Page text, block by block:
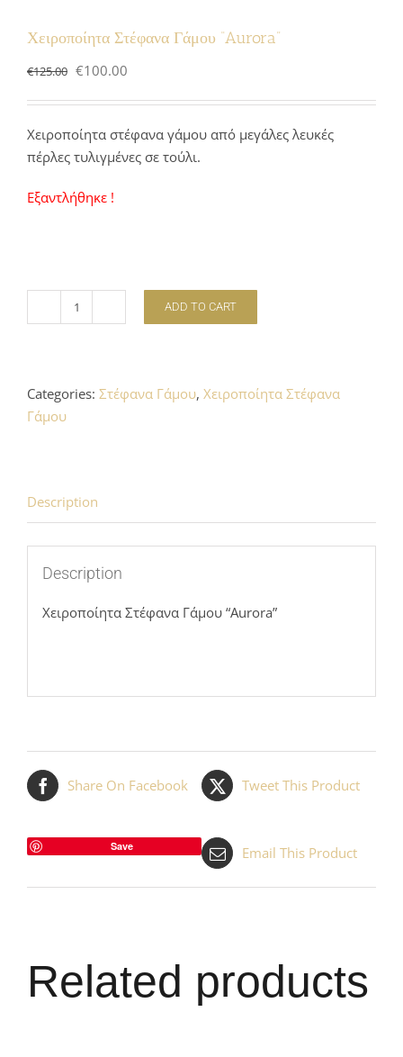
Χειροποίητα Στέφανα Γάμου “Aurora”
€125.00 Original
€125.00.
€100.00
€100.00.
Χειροποίητα στέφανα γάμου από μεγάλες λευκές
πέρλες τυλιγμένες σε τούλι.
Εξαντλήθηκε !
Χειροποίητα
"Aurora"
quantity
ADD TO CART
Categories: Στέφανα Γάμου, Χειροποίητα Στέφανα
Γάμου
Description
Description
Χειροποίητα Στέφανα Γάμου “Aurora”
Share On Facebook Tweet This Product
Save Email This Product
Related products